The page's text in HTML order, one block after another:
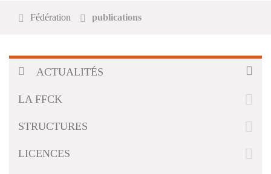
n
Fédération publications
ACTUALITÉS
LA FFCK
STRUCTURES
LICENCES